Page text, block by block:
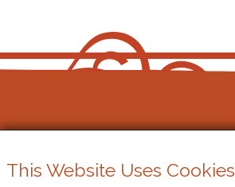
This Website Uses Cookies